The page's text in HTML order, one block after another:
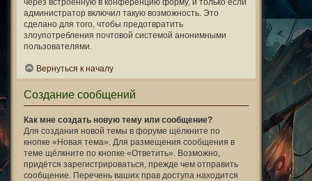
через встроенную в конференцию форму, и только если
администратор включил такую возможность. Это
сделано для того, чтобы предотвратить
злоупотребления почтовой системой анонимными
пользователями.
Вернуться к началу
Создание сообщений
Как мне создать новую тему или сообщение?
Для создания новой темы в форуме щёлкните по
кнопке «Новая тема». Для размещения сообщения в
теме щёлкните по кнопке «Ответить». Возможно,
придётся зарегистрироваться, прежде чем отправить
сообщение. Перечень ваших прав доступа находится